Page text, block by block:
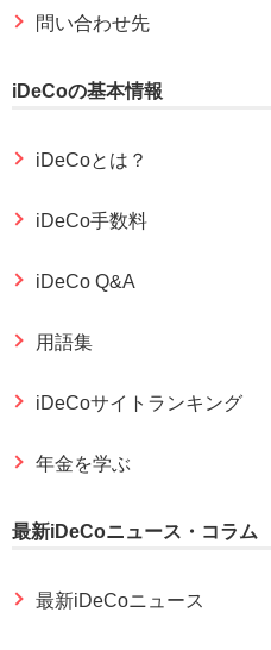
問い合わせ先
iDeCoの基本情報
iDeCoとは？
iDeCo手数料
iDeCo Q&A
用語集
iDeCoサイトランキング
年金を学ぶ
最新iDeCoニュース・コラム
最新iDeCoニュース